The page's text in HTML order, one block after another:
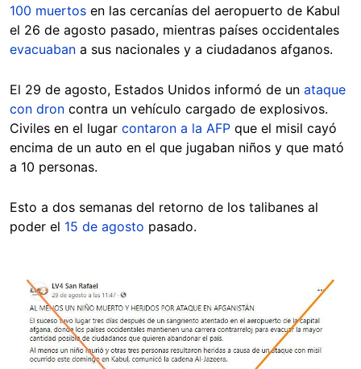
100 muertos en las cercanías del aeropuerto de Kabul
el 26 de agosto pasado, mientras países occidentales
evacuaban a sus nacionales y a ciudadanos afganos.
El 29 de agosto, Estados Unidos informó de un ataque
con dron contra un vehículo cargado de explosivos.
Civiles en el lugar contaron a la AFP que el misil cayó
encima de un auto en el que jugaban niños y que mató
a 10 personas.
Esto a dos semanas del retorno de los talibanes al
poder el 15 de agosto pasado.
Image